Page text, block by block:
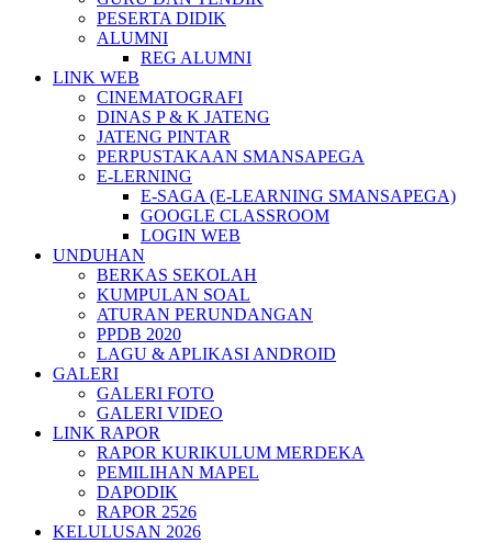
PESERTA DIDIK
ALUMNI
REG ALUMNI
LINK WEB
CINEMATOGRAFI
DINAS P & K JATENG
JATENG PINTAR
PERPUSTAKAAN SMANSAPEGA
E-LERNING
E-SAGA (E-LEARNING SMANSAPEGA)
GOOGLE CLASSROOM
LOGIN WEB
UNDUHAN
BERKAS SEKOLAH
KUMPULAN SOAL
ATURAN PERUNDANGAN
PPDB 2020
LAGU & APLIKASI ANDROID
GALERI
GALERI FOTO
GALERI VIDEO
LINK RAPOR
RAPOR KURIKULUM MERDEKA
PEMILIHAN MAPEL
DAPODIK
RAPOR 2526
KELULUSAN 2026